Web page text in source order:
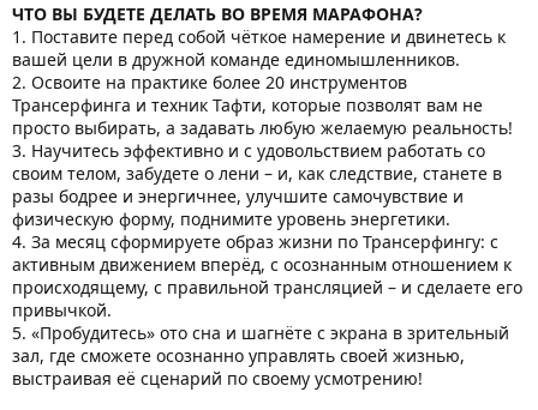
ЧТО ВЫ БУДЕТЕ ДЕЛАТЬ ВО ВРЕМЯ МАРАФОНА?
1. Поставите перед собой чёткое намерение и двинетесь к
вашей цели в дружной команде единомышленников.
2. Освоите на практике более 20 инструментов
Трансерфинга и техник Тафти, которые позволят вам не
просто выбирать, а задавать любую желаемую реальность!
3. Научитесь эффективно и с удовольствием работать со
своим телом, забудете о лени – и, как следствие, станете в
разы бодрее и энергичнее, улучшите самочувствие и
физическую форму, поднимите уровень энергетики.
4. За месяц сформируете образ жизни по Трансерфингу: с
активным движением вперёд, с осознанным отношением к
происходящему, с правильной трансляцией – и сделаете его
привычкой.
5. «Пробудитесь» ото сна и шагнёте с экрана в зрительный
зал, где сможете осознанно управлять своей жизнью,
выстраивая её сценарий по своему усмотрению!